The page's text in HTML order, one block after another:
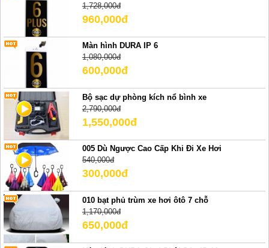
1,728,000đ
960,000đ
Màn hình DURA IP 6
1,080,000đ
600,000đ
Bộ sạc dự phòng kích nổ bình xe
2,790,000đ
1,550,000đ
005 Dù Ngược Cao Cấp Khi Đi Xe Hơi
540,000đ
300,000đ
010 bạt phủ trùm xe hơi ôtô 7 chỗ
1,170,000đ
650,000đ